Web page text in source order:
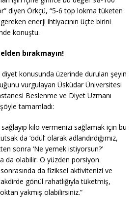
diyen Örkçü, “5-6 top lokma tüketen
enerji ihtiyacının üçte birini
konuştu.
bırakmayın!
diyet konusunda üzerinde durulan şeyin
vurgulayan Üsküdar Üniversitesi
Beslenme ve Diyet Uzmanı
tamamladı:
sağlayıp kilo vermenizi sağlamak için bu
da ‘ödül’ olarak adlandırdığımız,
sonra ‘Ne yemek istiyorsun?’
da olabilir. O yüzden porsiyon
da fiziksel aktivitenizi ve
gönül rahatlığıyla tüketmiş,
yakmış olabilirsiniz.”